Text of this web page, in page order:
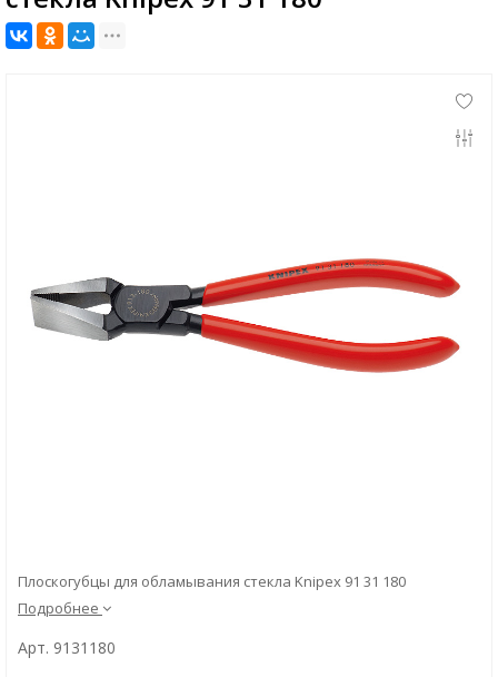
Плоскогубцы для обламывания стекла Knipex 91 31 180
Подробнее
Арт. 9131180